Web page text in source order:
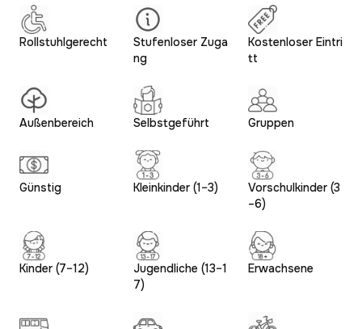
Rollstuhlgerecht
Stufenloser Zuga
ng
Kostenloser Eintri
tt
Außenbereich Selbstgeführt Gruppen
Günstig Kleinkinder (1–3)
Vorschulkinder (3
–6)
Kinder (7–12)
Jugendliche (13–1
7)
Erwachsene